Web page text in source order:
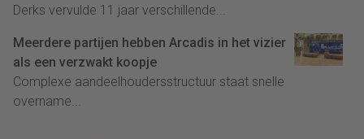
Derks vervulde 11 jaar verschillende...
Meerdere partijen hebben Arcadis in het vizier
als een verzwakt koopje
Complexe aandeelhoudersstructuur staat snelle
overname...